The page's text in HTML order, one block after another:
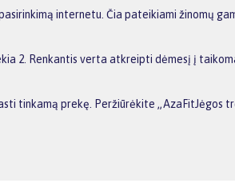
internetu. Čia pateikiami žinomų
2. Renkantis verta atkreipti dėmesį į
tinkamą prekę. Peržiūrėkite „AzaFitJėgos